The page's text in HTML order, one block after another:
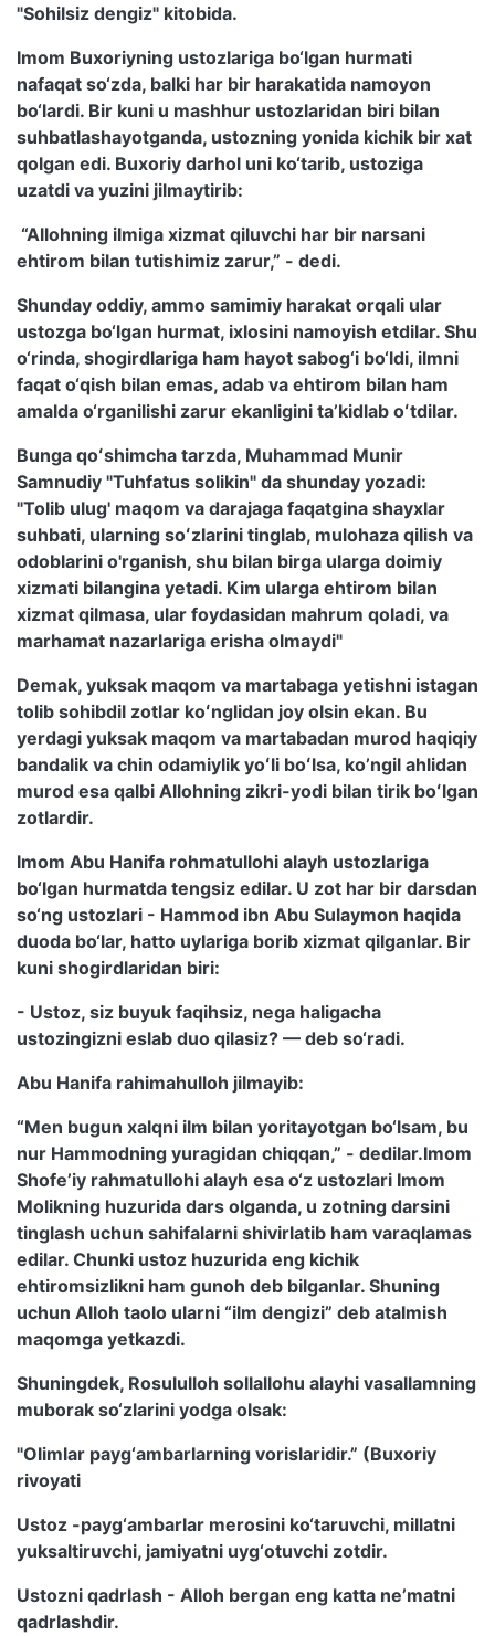
"Sohilsiz dengiz" kitobida.
Imom Buxoriyning ustozlariga bo‘lgan hurmati
nafaqat so‘zda, balki har bir harakatida namoyon
bo‘lardi. Bir kuni u mashhur ustozlaridan biri bilan
suhbatlashayotganda, ustozning yonida kichik bir xat
qolgan edi. Buxoriy darhol uni ko‘tarib, ustoziga
uzatdi va yuzini jilmaytirib:
“Allohning ilmiga xizmat qiluvchi har bir narsani
ehtirom bilan tutishimiz zarur,” - dedi.
Shunday oddiy, ammo samimiy harakat orqali ular
ustozga bo‘lgan hurmat, ixlosini namoyish etdilar. Shu
o‘rinda, shogirdlariga ham hayot sabog‘i bo‘ldi, ilmni
faqat o‘qish bilan emas, adab va ehtirom bilan ham
amalda o‘rganilishi zarur ekanligini taʼkidlab oʻtdilar.
Bunga qoʻshimcha tarzda, Muhammad Munir
Samnudiy "Tuhfatus solikin" da shunday yozadi:
"Tolib ulug' maqom va darajaga faqatgina shayxlar
suhbati, ularning soʻzlarini tinglab, mulohaza qilish va
odoblarini o'rganish, shu bilan birga ularga doimiy
xizmati bilangina yetadi. Kim ularga ehtirom bilan
xizmat qilmasa, ular foydasidan mahrum qoladi, va
marhamat nazarlariga erisha olmaydi"
Demak, yuksak maqom va martabaga yetishni istagan
tolib sohibdil zotlar koʻnglidan joy olsin ekan. Bu
yerdagi yuksak maqom va martabadan murod haqiqiy
bandalik va chin odamiylik yoʻli boʻlsa, koʼngil ahlidan
murod esa qalbi Allohning zikri-yodi bilan tirik boʻlgan
zotlardir.
Imom Abu Hanifa rohmatullohi alayh ustozlariga
bo‘lgan hurmatda tengsiz edilar. U zot har bir darsdan
so‘ng ustozlari - Hammod ibn Abu Sulaymon haqida
duoda bo‘lar, hatto uylariga borib xizmat qilganlar. Bir
kuni shogirdlaridan biri:
- Ustoz, siz buyuk faqihsiz, nega haligacha
ustozingizni eslab duo qilasiz? — deb so‘radi.
Abu Hanifa rahimahulloh jilmayib:
“Men bugun xalqni ilm bilan yoritayotgan bo‘lsam, bu
nur Hammodning yuragidan chiqqan,” - dedilar.Imom
Shofe’iy rahmatullohi alayh esa o‘z ustozlari Imom
Molikning huzurida dars olganda, u zotning darsini
tinglash uchun sahifalarni shivirlatib ham varaqlamas
edilar. Chunki ustoz huzurida eng kichik
ehtiromsizlikni ham gunoh deb bilganlar. Shuning
uchun Alloh taolo ularni “ilm dengizi” deb atalmish
maqomga yetkazdi.
Shuningdek, Rosululloh sollallohu alayhi vasallamning
muborak so‘zlarini yodga olsak:
"Olimlar payg‘ambarlarning vorislaridir.” (Buxoriy
rivoyati
Ustoz -payg‘ambarlar merosini ko‘taruvchi, millatni
yuksaltiruvchi, jamiyatni uyg‘otuvchi zotdir.
Ustozni qadrlash - Alloh bergan eng katta ne’matni
qadrlashdir.